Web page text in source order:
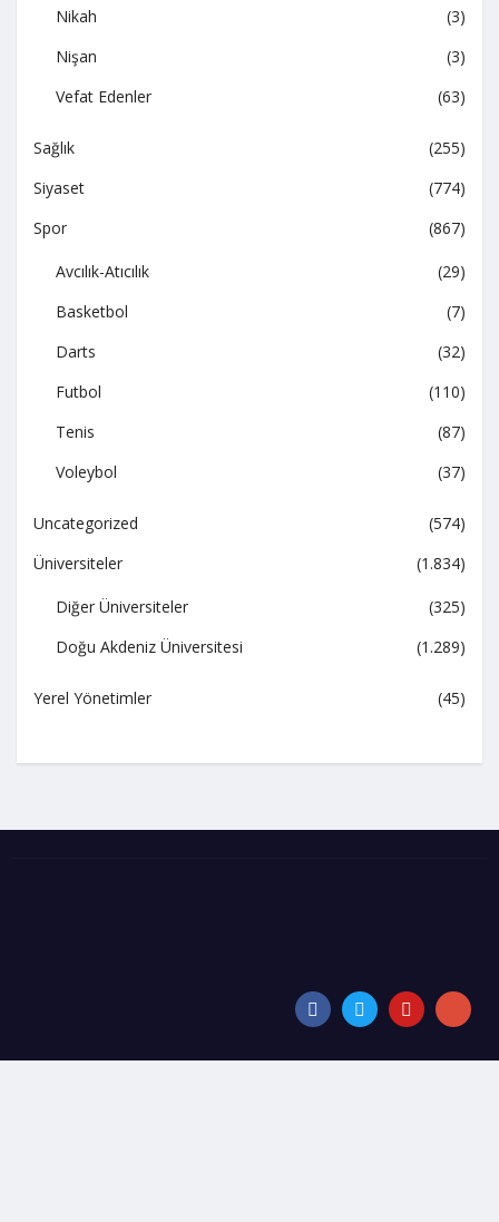
Nikah
(3)
Nişan
(3)
Vefat Edenler
(63)
Sağlık
(255)
Siyaset
(774)
Spor
(867)
Avcılık-Atıcılık
(29)
Basketbol
(7)
Darts
(32)
Futbol
(110)
Tenis
(87)
Voleybol
(37)
Uncategorized
(574)
Üniversiteler
(1.834)
Diğer Üniversiteler
(325)
Doğu Akdeniz Üniversitesi
(1.289)
Yerel Yönetimler (45)